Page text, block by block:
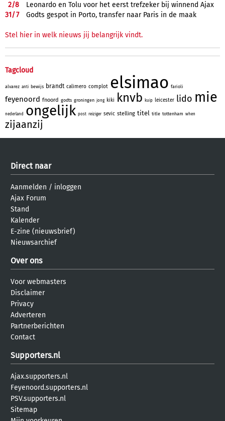
2/8
Leonardo en Tolu voor het eerst trefzeker bij winnend Ajax
31/7 Godts gespot in Porto, transfer naar Paris in de maak
Stel hier in welk nieuws jij belangrijk vindt.
Tagcloud
alvarez anti bewijs brandt calimero complot elsimao farioli
feyenoord fnoord godts groningen jong kiki knvb kuip leicester lido mie
nederland ongelijk post reiziger sevic stelling titel title tottenham when
zijaanzij
Direct naar
Aanmelden / inloggen
Ajax Forum
Stand
Kalender
E-zine (nieuwsbrief)
Nieuwsarchief
Over ons
Voor webmasters
Disclaimer
Privacy
Adverteren
Partnerberichten
Contact
Supporters.nl
Ajax.supporters.nl
Feyenoord.supporters.nl
PSV.supporters.nl
Sitemap